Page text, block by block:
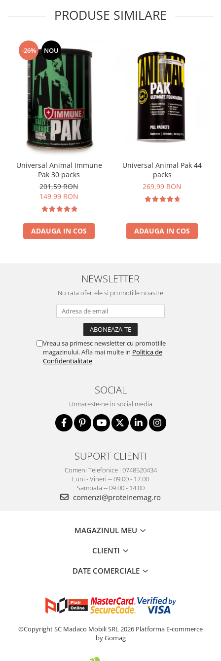
PRODUSE SIMILARE
-26% NOU
Universal Animal Immune
Pak 30 packs
201,59 RON
149,99 RON
ADAUGA IN COS
Universal Animal Pak 44
packs
269,99 RON
ADAUGA IN COS
NEWSLETTER
Nu rata ofertele si promotiile noastre
Vreau sa primesc newsletter cu promotiile
magazinului. Afla mai multe in Politica de
Confidentialitate
SOCIAL
Urmareste-ne in social media
SUPORT CLIENTI
Comeni Telefonice : 0748520434
Luni - Vineri -- 09.00 - 17.00
Sambata -- 09.00 - 14.00
comenzi@proteinemag.ro
MAGAZINUL MEU
CLIENTI
DATE COMERCIALE
©Copyright SC Madaco Mobili SRL 2026 Platforma E-commerce
by Gomag